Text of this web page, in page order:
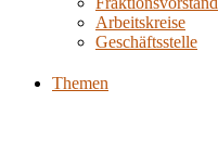
Arbeitskreise
Geschäftsstelle
Themen